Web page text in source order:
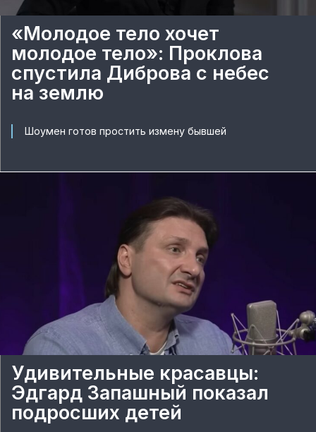
«Молодое тело хочет
молодое тело»: Проклова
спустила Диброва с небес
на землю
Шоумен готов простить измену бывшей
Удивительные красавцы:
Эдгард Запашный показал
подросших детей